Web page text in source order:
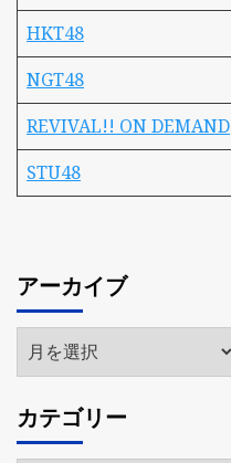
HKT48
NGT48
REVIVAL!! ON DEMAND
STU48
アーカイブ
ア
ー
イ
ブ
カテゴリー